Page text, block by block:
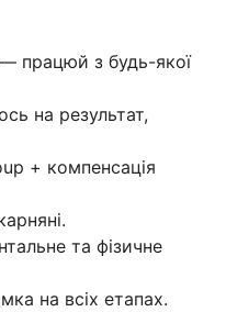
— працюй з будь-якої
на результат,
+ компенсація
та фізичне
на всіх етапах.